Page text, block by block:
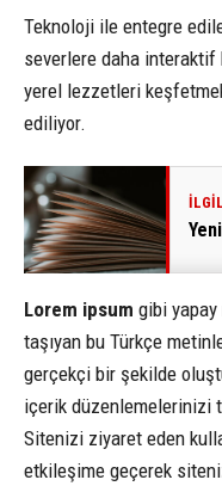
Teknoloji ile entegre
severlere daha interaktif
yerel lezzetleri
ediliyor.
Lorem ipsum gibi
taşıyan bu Türkçe
gerçekçi bir şekilde
içerik düzenlemelerinizi
Sitenizi ziyaret eden
etkileşime geçerek